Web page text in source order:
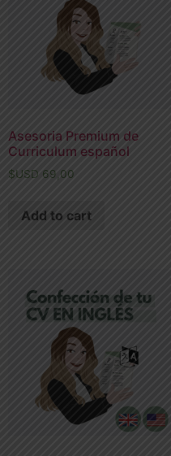
Asesoria Premium de
Curriculum español
$USD 69,00
Add to cart